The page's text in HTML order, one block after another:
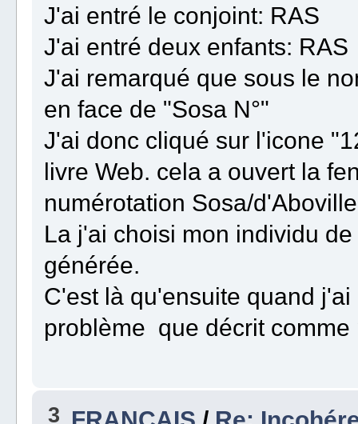
J'ai entré le conjoint: RAS
J'ai entré deux enfants: RAS
J'ai remarqué que sous le
en face de "Sosa N°"
J'ai donc cliqué sur l'icone
livre Web. cela a ouvert la
numérotation Sosa/
La j'ai choisi mon individu
générée.
C'est là qu'ensuite quand
problème que décrit
3